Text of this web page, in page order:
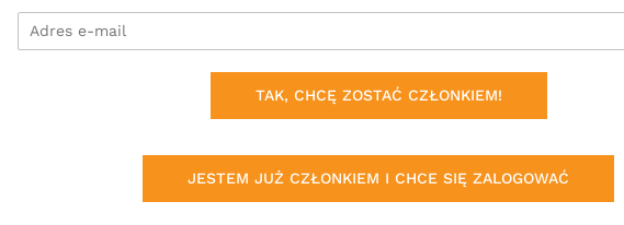
TAK, CHCĘ ZOSTAĆ CZŁONKIEM!
JESTEM JUŻ CZŁONKIEM I CHCE SIĘ ZALOGOWAĆ